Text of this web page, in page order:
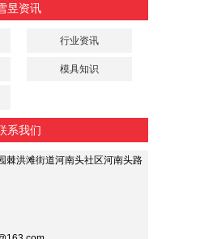
昱资讯
行业资讯
模具知识
系我们
棘洪滩街道河南头社区河南头路